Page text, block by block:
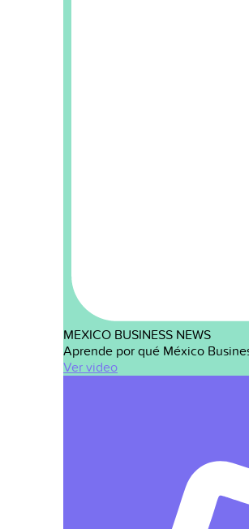
MEXICO BUSINESS NEWS
Aprende por qué México
Ver video